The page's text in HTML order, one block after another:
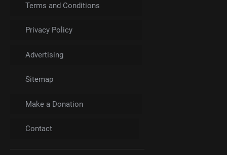
Terms and Conditions
Privacy Policy
Advertising
Sitemap
Make a Donation
Contact